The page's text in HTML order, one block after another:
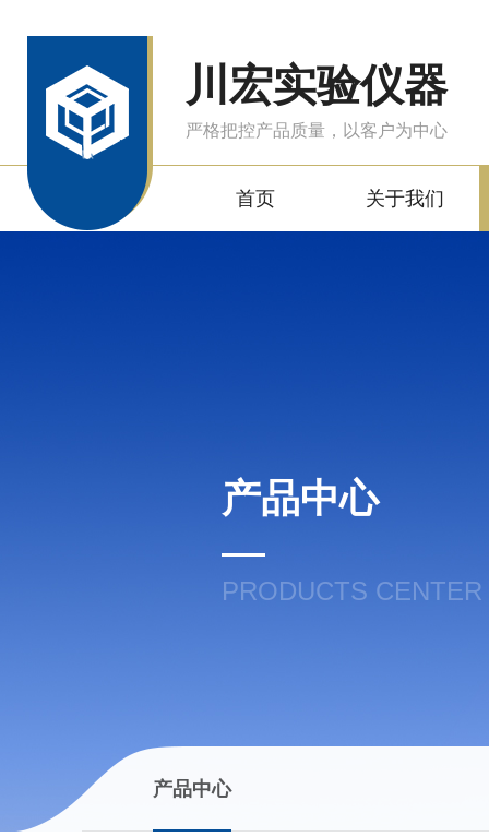
川宏实验仪器
严格把控产品质量，以客户为中心
首页 关于我们
产品中心
PRODUCTS CENTER
产品中心